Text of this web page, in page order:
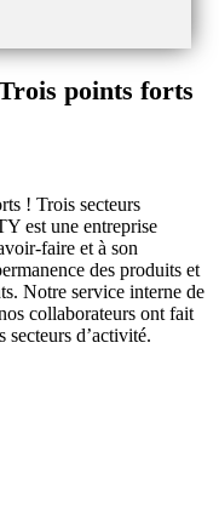
points forts
! Trois secteurs
est une entreprise
faire et à son
des produits et
Notre service interne de
collaborateurs ont fait
secteurs d’activité.